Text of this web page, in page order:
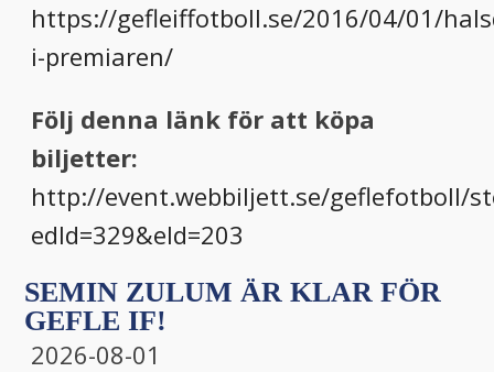
https://gefleiffotboll.se/2016/04/01/
i-premiaren/
Följ denna länk för att köpa
biljetter:
http://event.webbiljett.se/geflefotboll/
edId=329&eId=203
SEMIN ZULUM ÄR KLAR FÖR
GEFLE IF!
2026-08-01